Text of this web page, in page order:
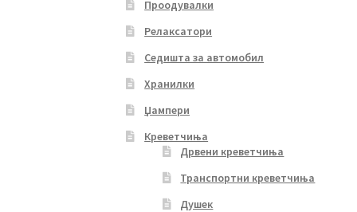
Проодувалки
Релаксатори
Седишта за автомобил
Хранилки
Џампери
Креветчиња
Дрвени креветчиња
Транспортни креветчиња
Душек